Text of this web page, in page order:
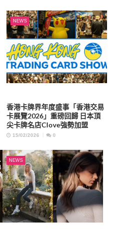
NEWS
香港卡牌界年度盛事「香港交易
卡展覽2026」重磅回歸 日本頂
尖卡牌名店Clove強勢加盟
15/02/2026 0
NEWS